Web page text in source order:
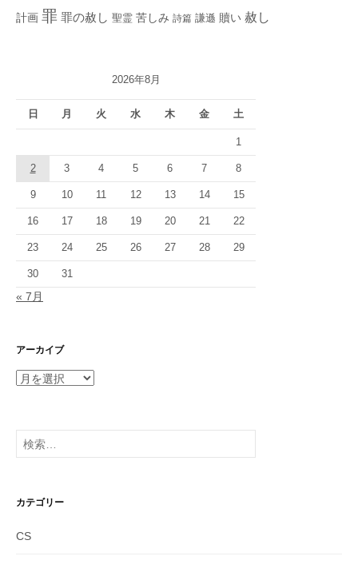
計画 罪 罪の赦し 聖霊 苦しみ 詩篇 謙遜 贖い 赦し
2026年8月
日 月 火 水 木 金 土
1
2 3 4 5 6 7 8
9 10 11 12 13 14 15
16 17 18 19 20 21 22
23 24 25 26 27 28 29
30 31
« 7月
アーカイブ
ア
イ
ブ
検
索:
カテゴリー
CS